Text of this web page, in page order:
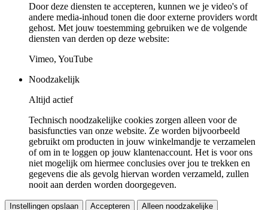
Door deze diensten te accepteren, kunnen we je video's of
andere media-inhoud tonen die door externe providers wordt
gehost. Met jouw toestemming gebruiken we de volgende
diensten van derden op deze website:
Vimeo, YouTube
Noodzakelijk
Altijd actief
Technisch noodzakelijke cookies zorgen alleen voor de
basisfuncties van onze website. Ze worden bijvoorbeeld
gebruikt om producten in jouw winkelmandje te verzamelen
of om in te loggen op jouw klantenaccount. Het is voor ons
niet mogelijk om hiermee conclusies over jou te trekken en
gegevens die als gevolg hiervan worden verzameld, zullen
nooit aan derden worden doorgegeven.
Instellingen opslaan Accepteren Alleen noodzakelijke